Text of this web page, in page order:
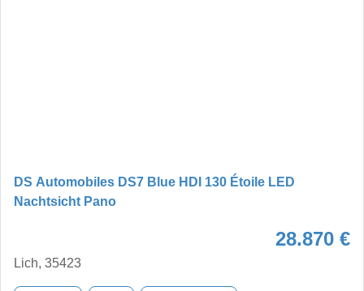
DS Automobiles DS7 Blue HDI 130 Étoile LED
Nachtsicht Pano
28.870 €
Lich, 35423